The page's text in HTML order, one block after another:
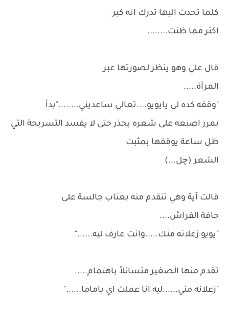
كلما تحدث اليها تدرك انه كبر
اكثر مما ظنت........
قال علي وهو ينظر لصورتها عبر
المرآة.....
"وقفه كده لي يايويو....تعالي ساعديني........"بدأ
يمرر اصبعه على شعره بحذر حتى لا يفسد التسريحة التي
ظل ساعة يوقفها بمثبت
الشعر (چل...)
قالت آية وهي تتقدم منه بعتاب جالسة على
حافة الفراش....
"يويو زعلانه منك.....وانت عارف ليه......"
تقدم منها الصغير متسائلاً باهتمام.....
"زعلانه مني......ليه انا عملت اي ياماما......"